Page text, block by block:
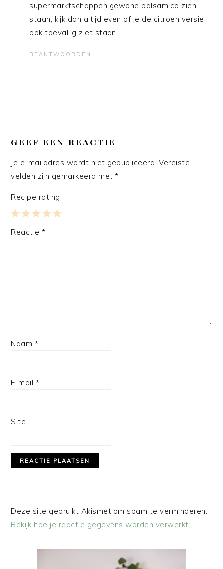
supermarktschappen gewone balsamico zien
staan, kijk dan altijd even of je de citroen versie
ook toevallig ziet staan.
BEANTWOORDEN
GEEF EEN REACTIE
Je e-mailadres wordt niet gepubliceerd. Vereiste
velden zijn gemarkeerd met*
Recipe rating
4
3
2
1
Reactie*
Naam *
E-mail *
Site
Deze site gebruikt Akismet om spam te verminderen.
Bekijk hoe je reactie gegevens worden verwerkt.